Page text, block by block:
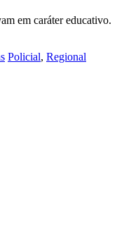
em caráter educativo.
Policial, Regional